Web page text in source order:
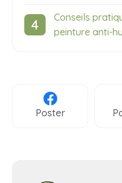
Conseils
peinture anti-
Poster